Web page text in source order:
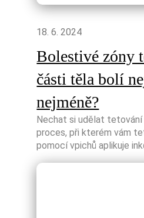
18. 6. 2024
Bolestivé zóny
části těla bolí
nejméně?
Nechat si udělat
proces, při kterém vám
pomocí vpichů aplikuje